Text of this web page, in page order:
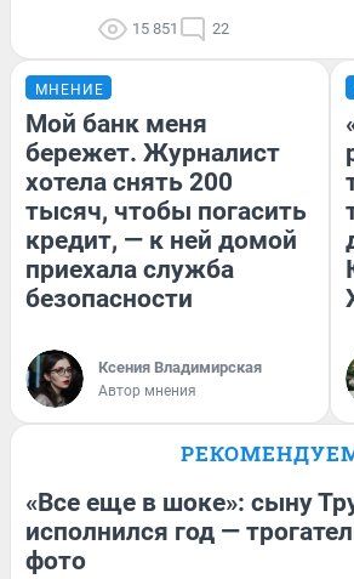
15 851 22
МНЕНИЕ
Мой банк меня
бережет. Журналист
хотела снять 200
тысяч, чтобы погасить
кредит, — к ней домой
приехала служба
безопасности
Ксения Владимирская
Автор мнения
«Все еще в шоке»: сыну
исполнился год —
фото